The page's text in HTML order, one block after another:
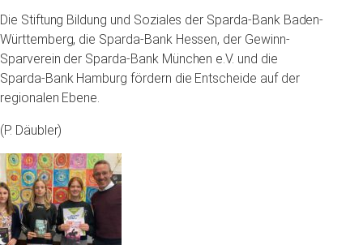
Die Stiftung Bildung und Soziales der Sparda-Bank Baden-
Württemberg, die Sparda-Bank Hessen, der Gewinn-
Sparverein der Sparda-Bank München e.V. und die
Sparda-Bank Hamburg fördern die Entscheide auf der
regionalen Ebene.
(P. Däubler)